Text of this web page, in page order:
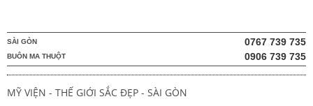
SÀI GÒN 0767 739 735
BUÔN MA THUỘT 0906 739 735
MỸ VIỆN - THẾ GIỚI SẮC ĐẸP - SÀI GÒN